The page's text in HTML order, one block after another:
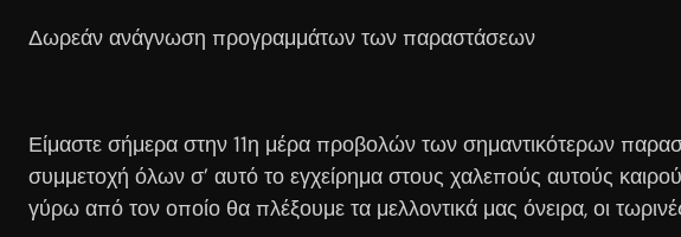
Δωρεάν ανάγνωση προγραμμάτων των παραστάσεων
Είμαστε σήμερα στην 11η μέρα προβολών των σημαντικότερων
συμμετοχή όλων σ’ αυτό το εγχείρημα στους χαλεπούς αυτούς
γύρω από τον οποίο θα πλέξουμε τα μελλοντικά μας όνειρα, οι